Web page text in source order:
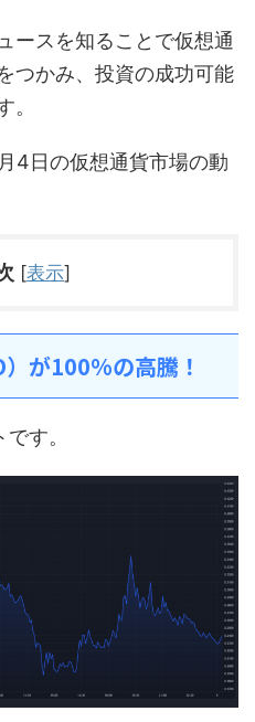
ースを知ることで仮想通
つかみ、投資の成功可能
。
4日の仮想通貨市場の動
[表示]
が100%の高騰！
す。